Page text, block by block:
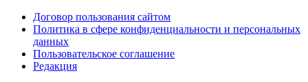
Договор пользования сайтом
Политика в сфере конфиденциальности и персональных
данных
Пользовательское соглашение
Редакция